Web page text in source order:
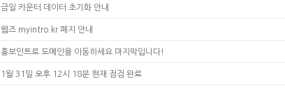
금일 카운터 데이터 초기화 안내
웹즈 myintro.kr 폐지 안내
홍보인트로 도메인을 이동하세요 마지막입니다!
1월 31일 오후 12시 18분 현재 점검 완료